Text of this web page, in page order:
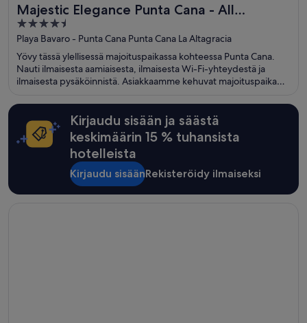
Majestic Elegance Punta Cana - All
Inclusive
4.5
out
of
5
Playa Bavaro - Punta Cana Punta Cana La Altagracia
Yövy tässä ylellisessä majoituspaikassa kohteessa Punta Cana.
Nauti ilmaisesta aamiaisesta, ilmaisesta Wi-Fi-yhteydestä ja
ilmaisesta pysäköinnistä. Asiakkaamme kehuvat majoituspaikan
Macaon ranta ja Arena Gordan ranta, jotka ovat suosittuja
nähtävyyksiä.Kirjaudu sisään ja säästä
keskimäärin 15 % tuhansista
hotelleista
Kirjaudu sisäänRekisteröidy ilmaiseksi